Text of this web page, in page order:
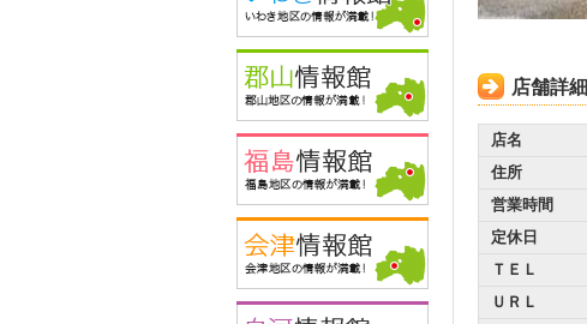
店舗詳細
店名
住所
営業時間
定休日
ＴＥＬ
ＵＲＬ